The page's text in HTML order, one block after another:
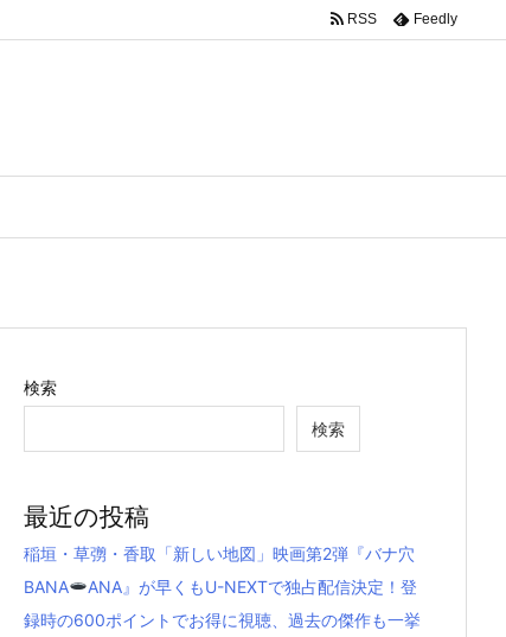
RSS Feedly
検索
検索
最近の投稿
稲垣・草彅・香取「新しい地図」映画第2弾『バナ穴
BANA
ANA』が早くもU-NEXTで独占配信決定！登
録時の600ポイントでお得に視聴、過去の傑作も一挙